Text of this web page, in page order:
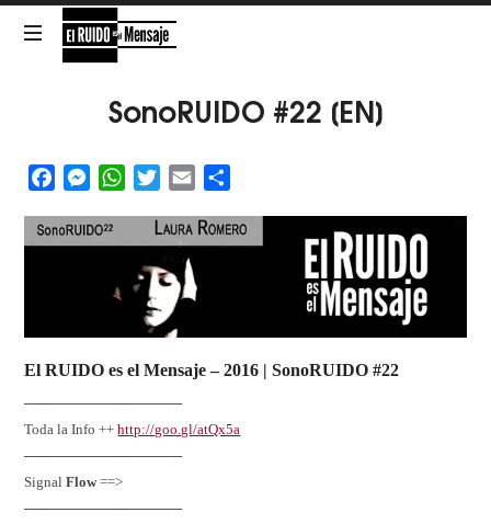
El
el
Mensaje
SonoRUIDO #22 [EN]
FacebookMessengerWhatsAppTwitterEmail
El RUIDO es el Mensaje– 2016 |SonoRUIDO #22
────────────────
Toda la Info ++http://goo.gl/atQx5a
────────────────
SignalFlow==>
────────────────